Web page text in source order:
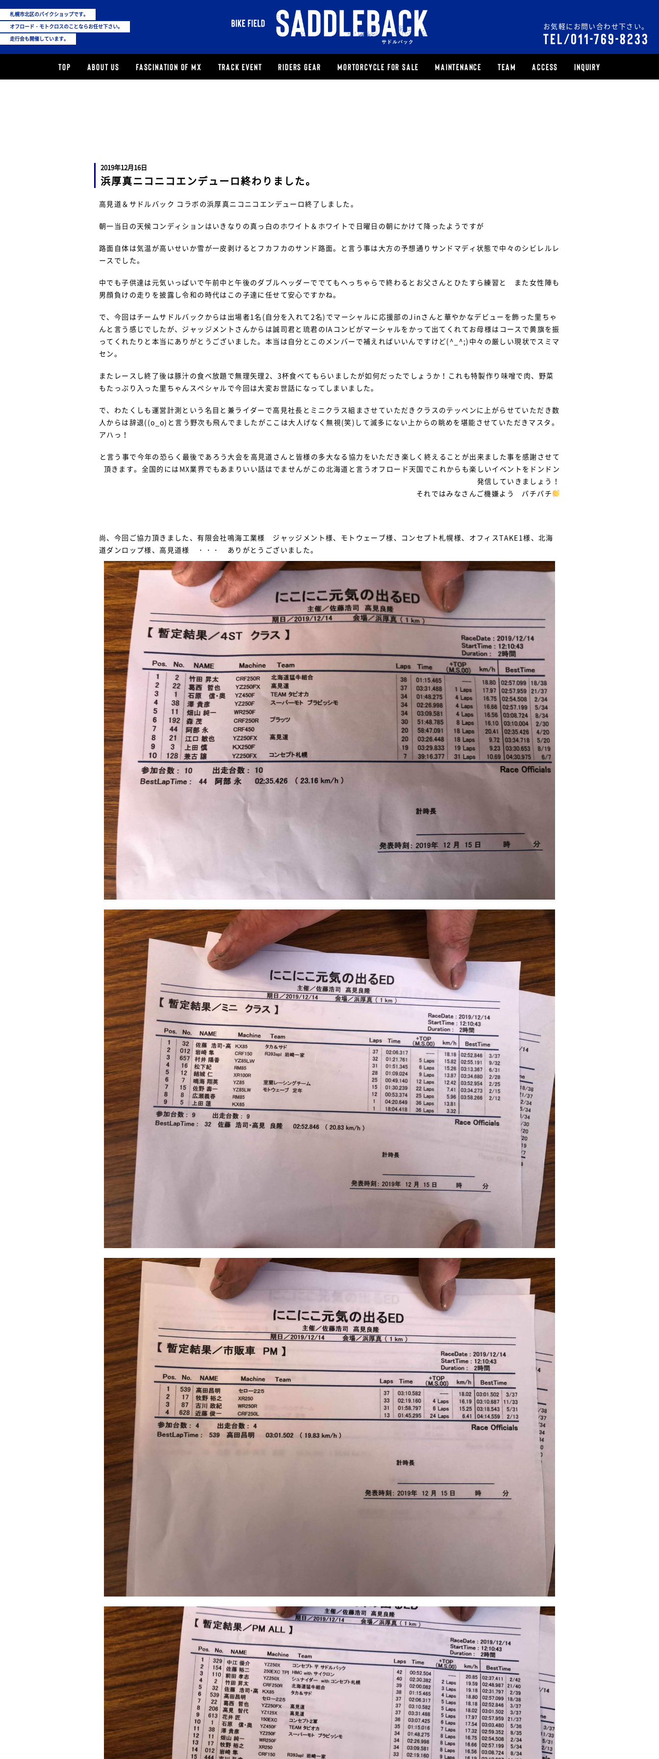
札幌市北区のバイクショップです。
オフロード・モトクロスのことならお任せ下さい。
走行会も開催しています。
お気軽にお問い合わせ下さい。
TEL/011-769-8233
TOP ABOUT US FASCINATION OF MX TRACK EVENT RIDERS GEAR MORTORCYCLE FOR SALE MAINTENANCE TEAM ACCESS INQUIRY
2019年12月16日
浜厚真ニコニコエンデューロ終わりました。
高見道＆サドルバック コラボの浜厚真ニコニコエンデューロ終了しました。
朝一当日の天候コンディションはいきなりの真っ白のホワイト＆ホワイトで日曜日の朝にかけて降ったようですが
路面自体は気温が高いせいか雪が一皮剥けるとフカフカのサンド路面。と言う事は大方の予想通りサンドマディ状態で中々のシビレルレ
ースでした。
中でも子供達は元気いっぱいで午前中と午後のダブルヘッダーででてもへっちゃらで終わるとお父さんとひたすら練習と また女性陣も
男顔負けの走りを披露し令和の時代はこの子達に任せて安心ですかね。
で、今回はチームサドルバックからは出場者1名(自分を入れて2名)でマーシャルに応援部のJinさんと華やかなデビューを飾った里ちゃ
んと言う感じでしたが、ジャッジメントさんからは誠司君と琉君のIAコンビがマーシャルをかって出てくれてお母様はコースで黄旗を振
ってくれたりと本当にありがとうございました。本当は自分とこのメンバーで補えればいいんですけど(^_^;)中々の厳しい現状でスミマ
セン。
またレースし終了後は豚汁の食べ放題で無理矢理2、3杯食べてもらいましたが如何だったでしょうか！これも特製作り味噌で肉、野菜
もたっぷり入った里ちゃんスペシャルで今回は大変お世話になってしまいました。
で、わたくしも運営計測という名目と兼ライダーで高見社長とミニクラス組まさせていただきクラスのテッペンに上がらせていただき数
人からは辞退((o_o)と言う野次も飛んでましたがここは大人げなく無視(笑)して滅多にない上からの眺めを堪能させていただきマスタ。
アハっ！
と言う事で今年の恐らく最後であろう大会を高見道さんと皆様の多大なる協力をいただき楽しく終えることが出来ました事を感謝させて
頂きます。全国的にはMX業界でもあまりいい話はでませんがこの北海道と言うオフロード天国でこれからも楽しいイベントをドンドン
発信していきましょう！
それではみなさんご機嫌よう パチパチ
尚、今回ご協力頂きました、有限会社鳴海工業様 ジャッジメント様、モトウェーブ様、コンセプト札幌様、オフィスTAKE1様、北海
道ダンロップ様、高見道様 ・・・ ありがとうございました。